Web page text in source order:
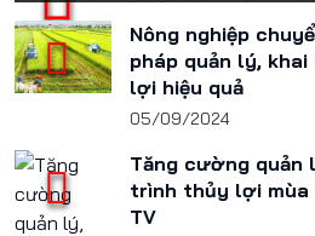
Nông nghiệp
pháp quản lý,
lợi hiệu quả
05/09/2024
Tăng cường quản
trình thủy lợi mùa
TV